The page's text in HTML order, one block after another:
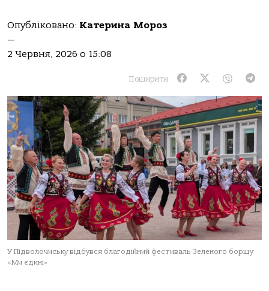
Опубліковано: Катерина Мороз
—
2 Червня, 2026 о 15:08
Поширити:
У Підволочиську відбувся благодійний фестиваль Зеленого борщу
«Ми єдині»